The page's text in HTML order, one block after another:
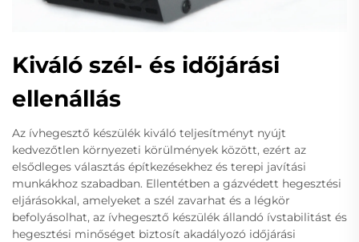
Kiváló szél- és időjárási
ellenállás
Az ívhegesztő készülék kiváló teljesítményt nyújt
kedvezőtlen környezeti körülmények között, ezért az
elsődleges választás építkezésekhez és terepi javítási
munkákhoz szabadban. Ellentétben a gázvédett hegesztési
eljárásokkal, amelyeket a szél zavarhat és a légkör
befolyásolhat, az ívhegesztő készülék állandó ívstabilitást és
hegesztési minőséget biztosít akadályozó időjárási